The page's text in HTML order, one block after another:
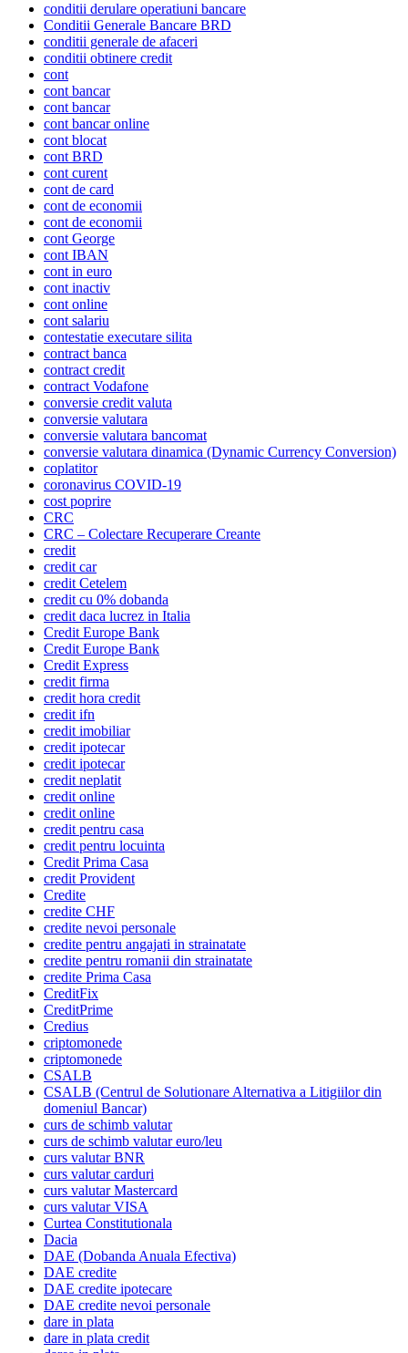
conditii derulare operatiuni bancare
Conditii Generale Bancare BRD
conditii generale de afaceri
conditii obtinere credit
cont
cont bancar
cont bancar
cont bancar online
cont blocat
cont BRD
cont curent
cont de card
cont de economii
cont de economii
cont George
cont IBAN
cont in euro
cont inactiv
cont online
cont salariu
contestatie executare silita
contract banca
contract credit
contract Vodafone
conversie credit valuta
conversie valutara
conversie valutara bancomat
conversie valutara dinamica (Dynamic Currency Conversion)
coplatitor
coronavirus COVID-19
cost poprire
CRC
CRC – Colectare Recuperare Creante
credit
credit car
credit Cetelem
credit cu 0% dobanda
credit daca lucrez in Italia
Credit Europe Bank
Credit Europe Bank
Credit Express
credit firma
credit hora credit
credit ifn
credit imobiliar
credit ipotecar
credit ipotecar
credit neplatit
credit online
credit online
credit pentru casa
credit pentru locuinta
Credit Prima Casa
credit Provident
Credite
credite CHF
credite nevoi personale
credite pentru angajati in strainatate
credite pentru romanii din strainatate
credite Prima Casa
CreditFix
CreditPrime
Credius
criptomonede
criptomonede
CSALB
CSALB (Centrul de Solutionare Alternativa a Litigiilor din
domeniul Bancar)
curs de schimb valutar
curs de schimb valutar euro/leu
curs valutar BNR
curs valutar carduri
curs valutar Mastercard
curs valutar VISA
Curtea Constitutionala
Dacia
DAE (Dobanda Anuala Efectiva)
DAE credite
DAE credite ipotecare
DAE credite nevoi personale
dare in plata
dare in plata credit